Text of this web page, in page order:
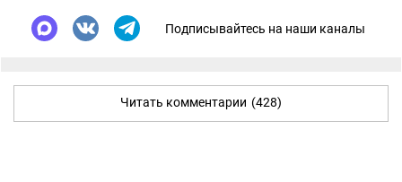
Подписывайтесь на наши каналы
Читать комментарии (428)